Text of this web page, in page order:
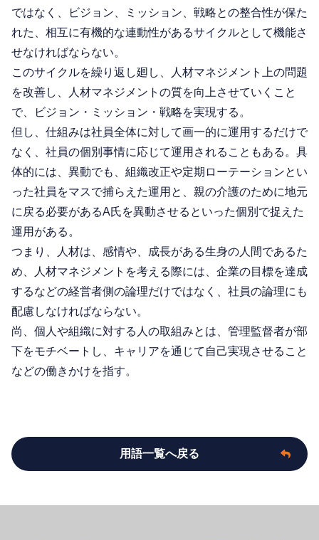
ではなく、ビジョン、ミッション、戦略との整合性が保た
れた、相互に有機的な連動性があるサイクルとして機能さ
せなければならない。
このサイクルを繰り返し廻し、人材マネジメント上の問題
を改善し、人材マネジメントの質を向上させていくこと
で、ビジョン・ミッション・戦略を実現する。
但し、仕組みは社員全体に対して画一的に運用するだけで
なく、社員の個別事情に応じて運用されることもある。具
体的には、異動でも、組織改正や定期ローテーションとい
った社員をマスで捕らえた運用と、親の介護のために地元
に戻る必要があるA氏を異動させるといった個別で捉えた
運用がある。
つまり、人材は、感情や、成長がある生身の人間であるた
め、人材マネジメントを考える際には、企業の目標を達成
するなどの経営者側の論理だけではなく、社員の論理にも
配慮しなければならない。
尚、個人や組織に対する人の取組みとは、管理監督者が部
下をモチベートし、キャリアを通じて自己実現させること
などの働きかけを指す。
用語一覧へ戻る